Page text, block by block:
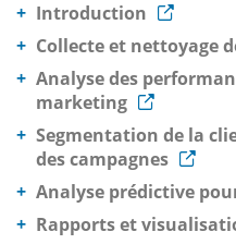
Introduction
Collecte et nettoyage
Analyse des
marketing
Segmentation de la
des campagnes
Analyse prédictive
Rapports et